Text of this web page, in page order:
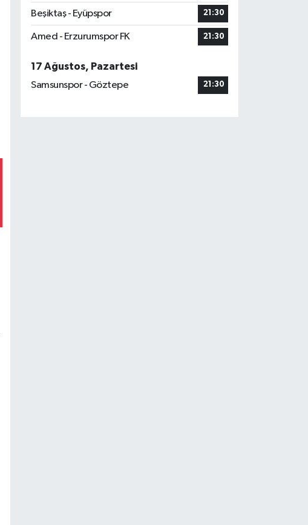
Beşiktaş - Eyüpspor 21:30
Amed - Erzurumspor FK 21:30
17 Ağustos, Pazartesi
Samsunspor - Göztepe
21:30